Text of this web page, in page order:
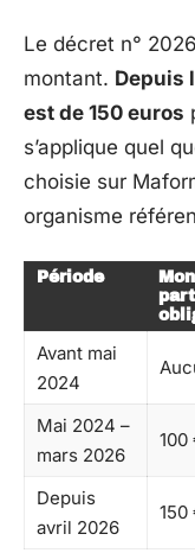
Le décret n°
montant. Depuis
est de 150 euros
s’applique quel
choisie sur
organisme
Période
Avant mai
2024
Mai 2024 –
mars 2026
100
Depuis
avril 2026
150